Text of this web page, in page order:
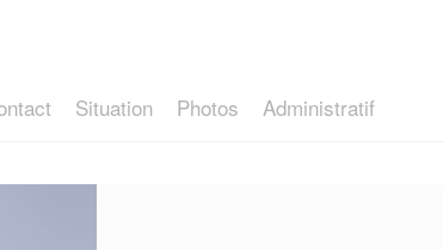
Situation Photos Administratif